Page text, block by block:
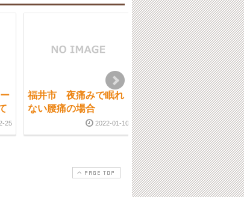
25
福井市 夜痛みで眠れ
ない腰痛の場合
2022-01-10
福井市 皆様に感謝申
し上げます。
2017-01-
PAGE TOP